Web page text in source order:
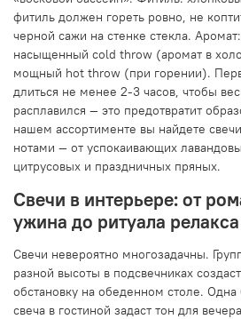
фитиль должен гореть ровно, не
черной сажи на стенке стекла.
насыщенный cold throw (аромат в
мощный hot throw (при горении).
длиться не менее 2-3 часов, чтобы
расплавился — это предотвратит
нашем ассортименте вы найдете
нотами — от успокаивающих
цитрусовых и праздничных пряных.
Свечи в интерьере: от
ужина до ритуала релакса
Свечи невероятно многозадачны.
разной высоты в подсвечниках
обстановку на обеденном столе. Одна
свеча в гостиной задаст тон для